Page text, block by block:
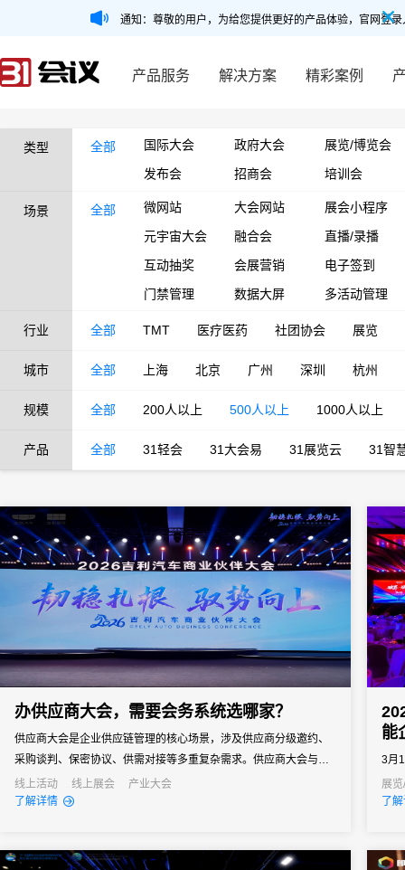
通知：尊敬的用户，为给您提供更好的产品体验，官网登
产品服务 解决方案 精彩案例
类型 全部 国际大会 政府大会
展览/博览会
发布会
招商会 培训会
场景 全部 微网站 大会网站
展会小程序
元宇宙大会
融合会
直播/录播
互动抽奖
会展营销
电子签到
门禁管理
数据大屏 多活动管理
行业 全部 TMT 医疗医药 社团协会 展览
城市 全部 上海 北京 广州 深圳 杭州
规模 全部 200人以上 500人以上 1000人以上
产品 全部 31轻会 31大会易 31展览云 31智
办供应商大会，需要会务系统选哪家？
供应商大会是企业供应链管理的核心场景，涉及供应商分级邀约、
采购谈判、保密协议、供需对接等多重复杂需求。供应商大会与普
通企业会议有本质区别——它既是企业面向供应链伙伴的年度沟通
窗口，也是采购策略落地、供需关系深化的关键场景。
线上活动 线上展会
产业大会
了解详情
能
3月
家
展
了